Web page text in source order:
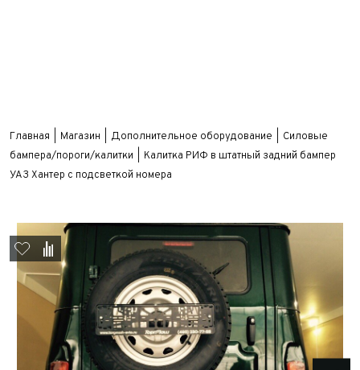
Главная Магазин Дополнительное оборудование
Силовые
бампера/пороги/калитки
Калитка РИФ в штатный задний бампер
УАЗ Хантер с подсветкой номера